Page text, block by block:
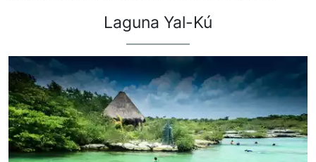
Laguna Yal-Kú